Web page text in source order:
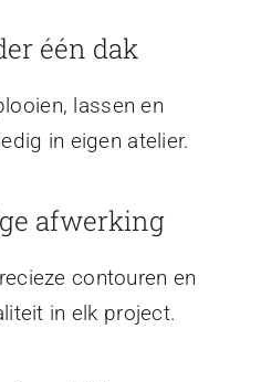
één dak
lassen en
in eigen atelier.
afwerking
contouren en
in elk project.